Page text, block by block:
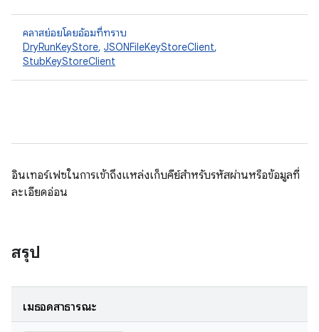
คลาสย่อยโดยอ้อมที่ทราบ
DryRunKeyStore, JSONFileKeyStoreClient,
StubKeyStoreClient
อินเทอร์เฟซในการเข้าถึงแหล่งเก็บคีย์สําหรับรหัสผ่านหรือข้อมูลที่
ละเอียดอ่อน
สรุป
เมธอดสาธารณะ